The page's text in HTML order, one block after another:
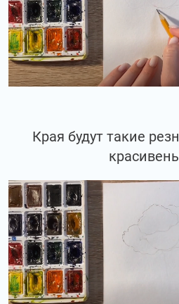
Края будут такие